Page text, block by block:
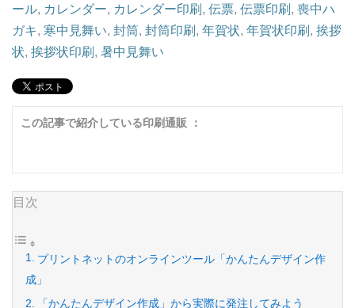
ール, カレンダー, カレンダー印刷 , 伝票, 伝票印刷 , 喪中ハ
ガキ, 寒中見舞い, 封筒, 封筒印刷 , 年賀状, 年賀状印刷 , 挨拶
状, 挨拶状印刷 , 暑中見舞い
この記事で紹介している印刷通販 ：
目次
プリントネットのオンラインツール「かんたんデザイン作
成」
「かんたんデザイン作成」から実際に発注してみよう